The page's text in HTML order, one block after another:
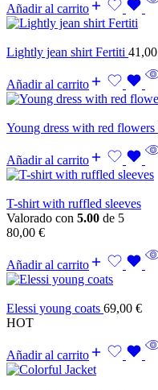
Añadir al carrito
Lightly jean shirt Fertiti 41,00
Añadir al carrito
Young dress with red flowers
Añadir al carrito
T-shirt with ruffled sleeves
Valorado con 5.00 de 5
80,00 €
Añadir al carrito
Elessi young coats 69,00 €
HOT
Añadir al carrito